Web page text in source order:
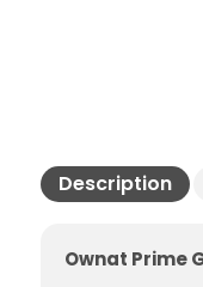
Description
Ownat Prime